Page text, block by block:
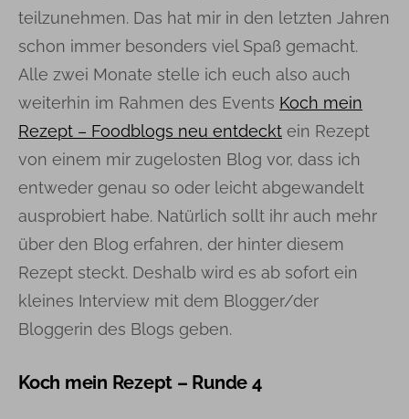
teilzunehmen. Das hat mir in den letzten Jahren
schon immer besonders viel Spaß gemacht.
Alle zwei Monate stelle ich euch also auch
weiterhin im Rahmen des Events Koch mein
Rezept – Foodblogs neu entdeckt ein Rezept
von einem mir zugelosten Blog vor, dass ich
entweder genau so oder leicht abgewandelt
ausprobiert habe. Natürlich sollt ihr auch mehr
über den Blog erfahren, der hinter diesem
Rezept steckt. Deshalb wird es ab sofort ein
kleines Interview mit dem Blogger/der
Bloggerin des Blogs geben.
Koch mein Rezept – Runde 4